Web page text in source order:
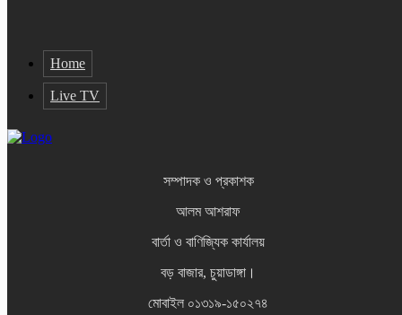
Home
Live TV
সম্পাদক ও প্রকাশক
আলম আশরাফ
বার্তা ও বাণিজ্যিক কার্যালয়
বড় বাজার, চুয়াডাঙ্গা।
মোবাইল ০১৩১৯-১৫০২৭৪